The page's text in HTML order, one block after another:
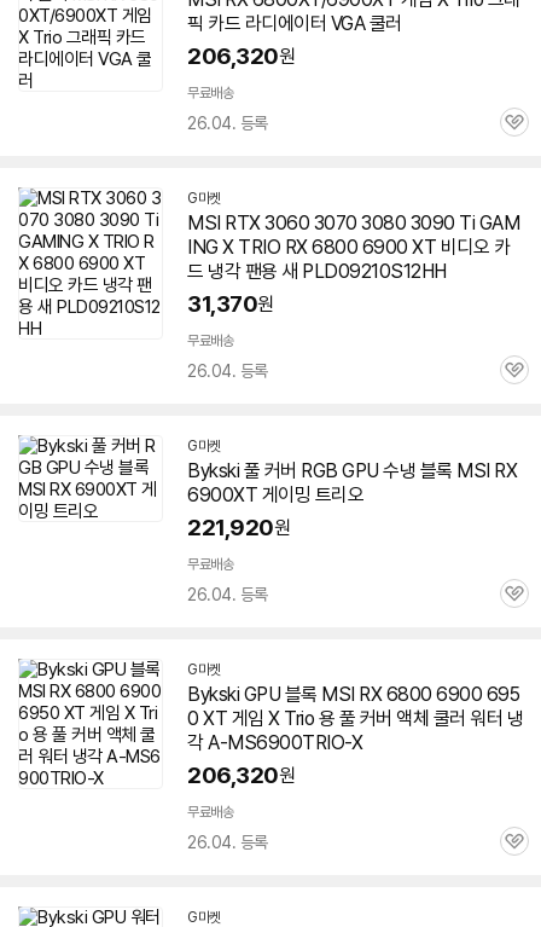
픽 카드 라디에이터 VGA 쿨러
206,320원
무료배송
26.04. 등록
관
G마켓
MSI RTX 3060 3070 3080 3090 Ti GAM
ING X TRIO RX 6800 6900 XT 비디오 카
드 냉각 팬용 새 PLD09210S12HH
31,370원
무료배송
26.04. 등록
관
G마켓
Bykski 풀 커버 RGB GPU 수냉 블록 MSI RX
6900XT 게이밍 트리오
221,920원
무료배송
26.04. 등록
관
G마켓
Bykski GPU 블록 MSI RX 6800 6900 695
0 XT 게임 X Trio 용 풀 커버 액체 쿨러 워터 냉
각 A-MS6900TRIO-X
206,320원
무료배송
26.04. 등록
관
G마켓